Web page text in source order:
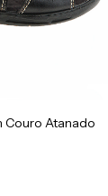
Couro Atanado